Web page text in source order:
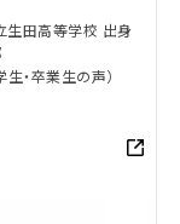
生田高等学校 出身
生・卒業生の声）